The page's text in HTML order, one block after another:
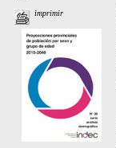
imprimir